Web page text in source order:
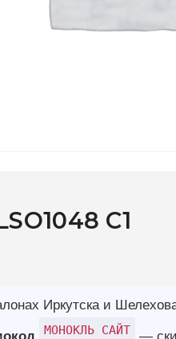
— скидка 10%